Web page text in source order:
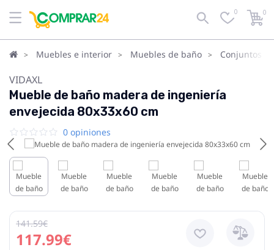
0 0
Muebles e interior Muebles de baño Conjuntos
VIDAXL
Mueble de baño madera de ingeniería
envejecida 80x33x60 cm
0 opiniones
117.99€
141.59€